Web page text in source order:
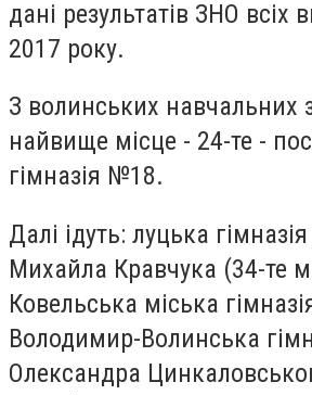
дані результатів ЗНО всіх
2017 року.
З волинських навчальних
найвище місце - 24-те -
гімназія №18.
Далі ідуть: луцька
Михайла Кравчука (34-те
Ковельська міська
Володимир-Волинська
Олександра